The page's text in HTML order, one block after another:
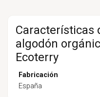
Características
algodón
Ecoterry
Fabricación
España